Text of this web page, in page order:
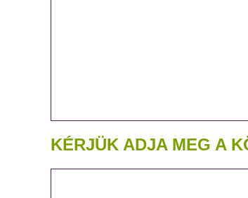
KÉRJÜK ADJA MEG A